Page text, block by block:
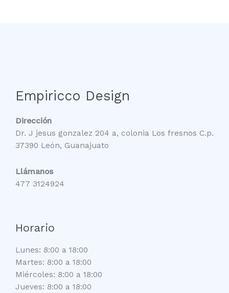
Empiricco Design
Dirección
Dr. J jesus gonzalez 204 a, colonia Los fresnos C.p.
37390 León, Guanajuato
Llámanos
477 3124924
Horario
Lunes: 8:00 a 18:00
Martes: 8:00 a 18:00
Miércoles: 8:00 a 18:00
Jueves: 8:00 a 18:00